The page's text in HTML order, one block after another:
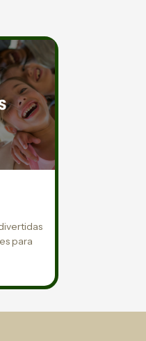
para